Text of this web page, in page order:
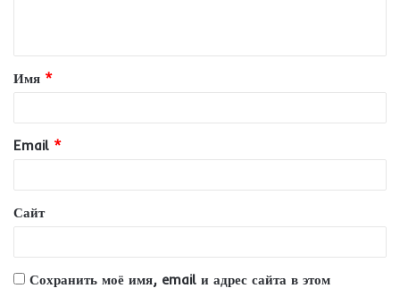
т
а
и
й
*
Имя *
Email *
Сайт
Сохранить моё имя, email и адрес сайта в этом